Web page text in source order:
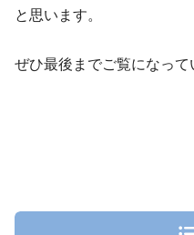
と思います。
ぜひ最後までご覧になって